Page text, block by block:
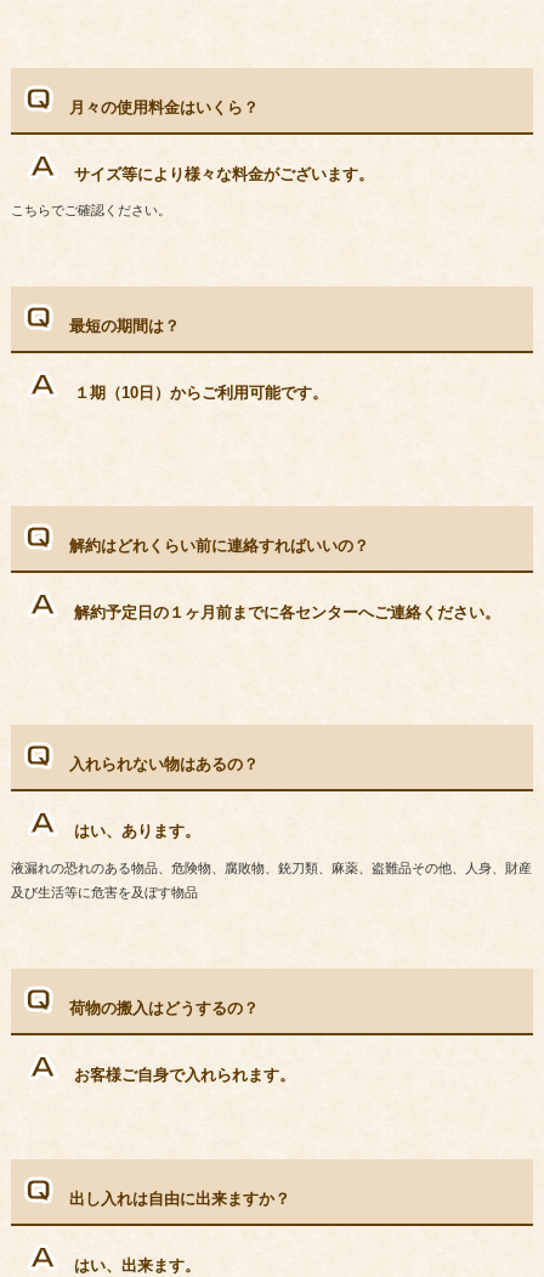
月々の使用料金はいくら？
サイズ等により様々な料金がございます。
こちらでご確認ください。
最短の期間は？
１期（10日）からご利用可能です。
解約はどれくらい前に連絡すればいいの？
解約予定日の１ヶ月前までに各センターへご連絡ください。
入れられない物はあるの？
はい、あります。
液漏れの恐れのある物品、危険物、腐敗物、銃刀類、麻薬、盗難品その他、人身、財産
及び生活等に危害を及ぼす物品
荷物の搬入はどうするの？
お客様ご自身で入れられます。
出し入れは自由に出来ますか？
はい、出来ます。